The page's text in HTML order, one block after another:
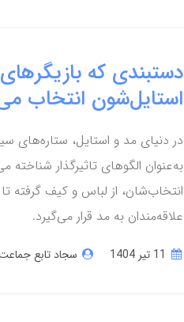
دستبندی که
استایل‌شون انتخاب
در دنیای مد و استایل، ستاره‌های
به‌عنوان الگوهای تاثیرگذار شناخته
انتخاب‌شان، از لباس و کیف گرفته تا
علاقه‌مندان به مد قرار می‌گیرد.
سجاد تابع